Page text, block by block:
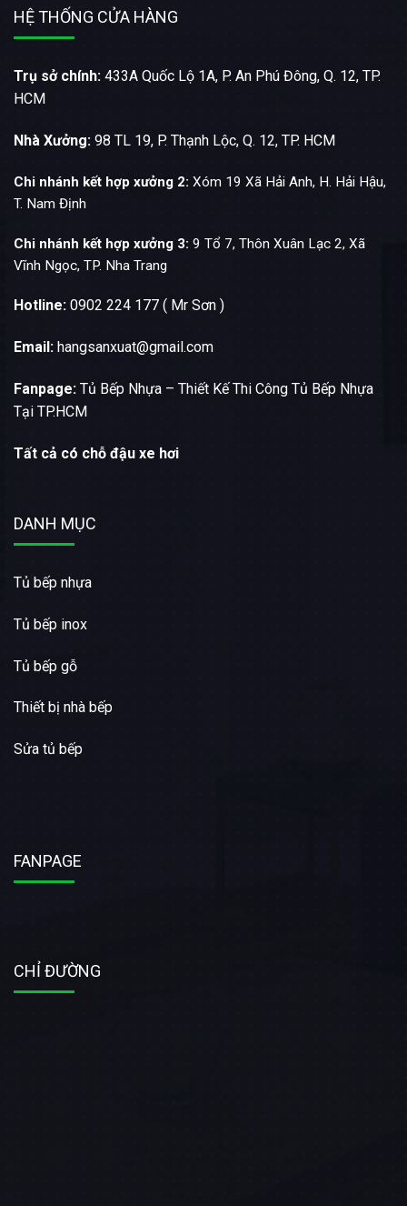
HỆ THỐNG CỬA HÀNG
Trụ sở chính: 433A Quốc Lộ 1A, P. An Phú Đông, Q. 12, TP.
HCM
Nhà Xưởng: 98 TL 19, P. Thạnh Lộc, Q. 12, TP. HCM
Chi nhánh kết hợp xưởng 2: Xóm 19 Xã Hải Anh, H. Hải Hậu,
T. Nam Định
Chi nhánh kết hợp xưởng 3: 9 Tổ 7, Thôn Xuân Lạc 2, Xã
Vĩnh Ngọc, TP. Nha Trang
Hotline: 0902 224 177 ( Mr Sơn )
Email: hangsanxuat@gmail.com
Fanpage: Tủ Bếp Nhựa – Thiết Kế Thi Công Tủ Bếp Nhựa
Tại TP.HCM
Tất cả có chỗ đậu xe hơi
DANH MỤC
Tủ bếp nhựa
Tủ bếp inox
Tủ bếp gỗ
Thiết bị nhà bếp
Sửa tủ bếp
FANPAGE
CHỈ ĐƯỜNG